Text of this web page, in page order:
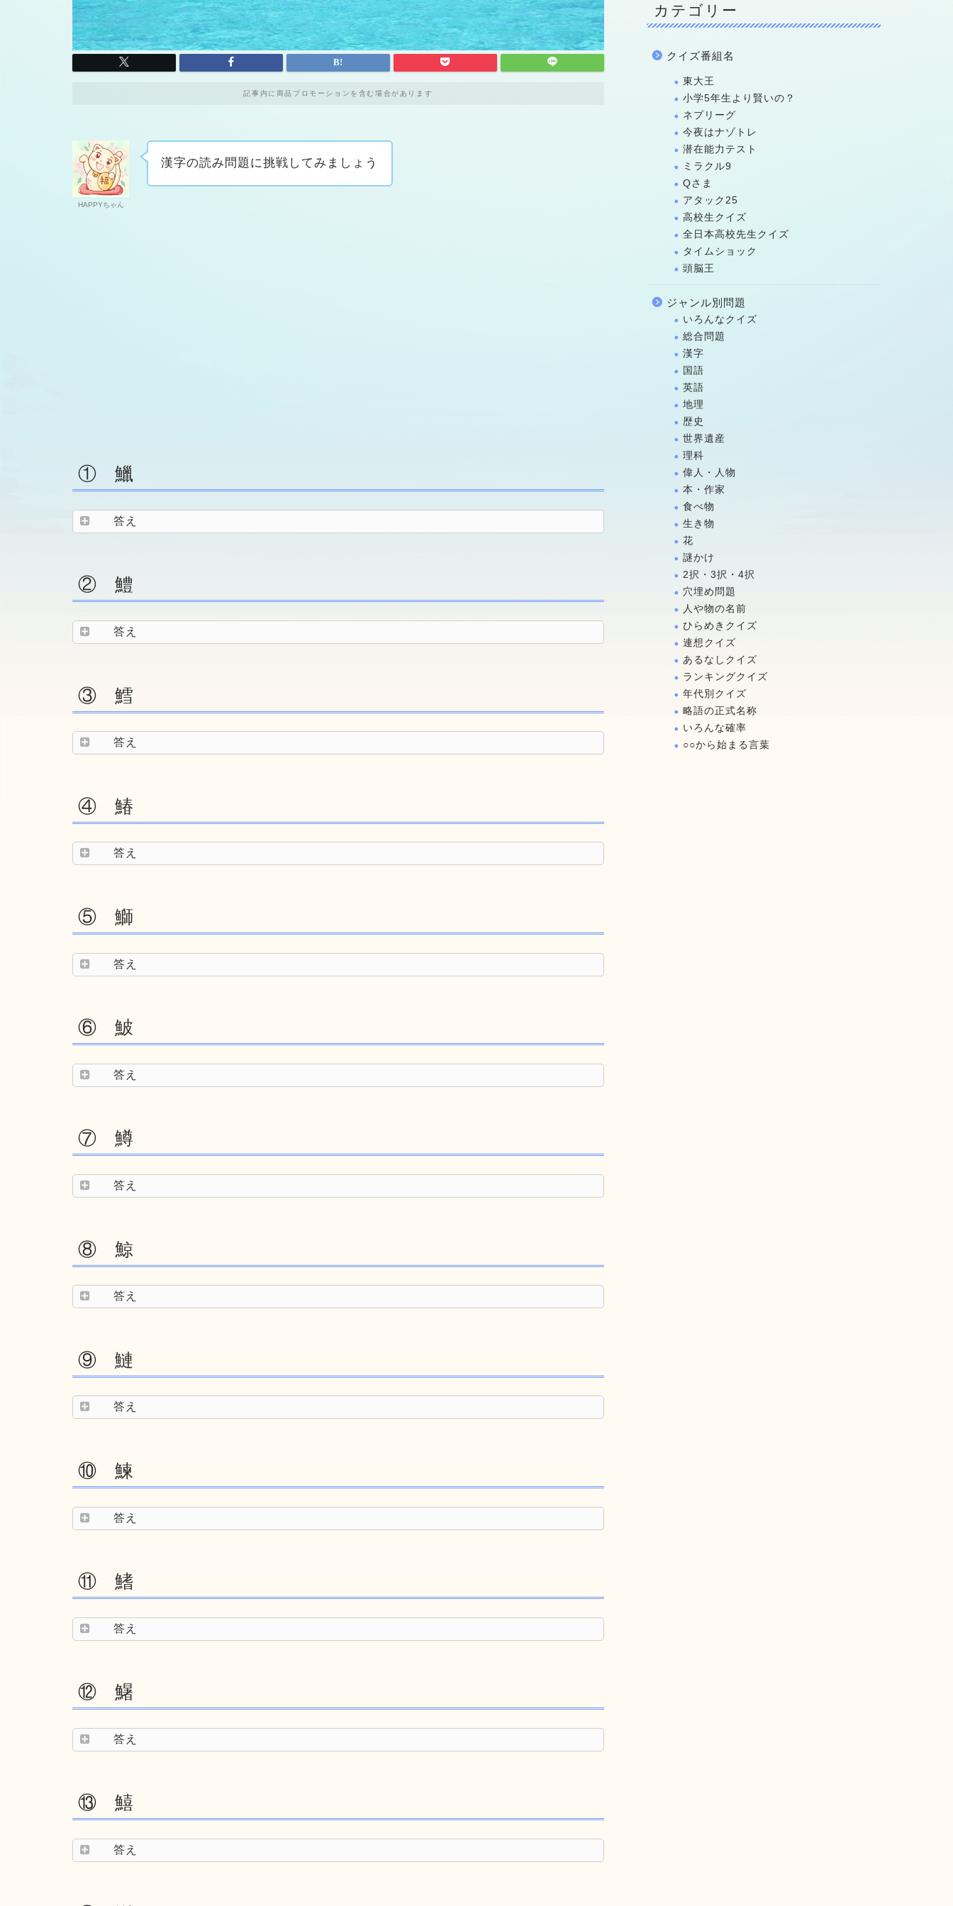
記事内に商品プロモーションを含む場合があります
HAPPYちゃん
漢字の読み問題に挑戦してみましょう
① 鱲
答え
② 鱧
答え
③ 鱈
答え
④ 鰆
答え
⑤ 鰤
答え
⑥ 鮍
答え
⑦ 鱒
答え
⑧ 鯨
答え
⑨ 鰱
答え
⑩ 鰊
答え
⑪ 鰭
答え
⑫ 鱪
答え
⑬ 鱚
答え
カテゴリー
クイズ番組名
東大王
小学5年生より賢いの？
ネプリーグ
今夜はナゾトレ
潜在能力テスト
ミラクル9
Qさま
アタック25
高校生クイズ
全日本高校先生クイズ
タイムショック
頭脳王
ジャンル別問題
いろんなクイズ
総合問題
漢字
国語
英語
地理
歴史
世界遺産
理科
偉人・人物
本・作家
食べ物
生き物
花
謎かけ
2択・3択・4択
穴埋め問題
人や物の名前
ひらめきクイズ
連想クイズ
あるなしクイズ
ランキングクイズ
年代別クイズ
略語の正式名称
いろんな確率
○○から始まる言葉